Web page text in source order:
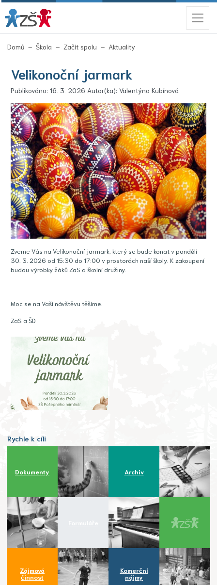
Domů Škola Začít spolu Aktuality
Velikonoční jarmark
Publikováno: 16. 3. 2026 Autor(ka): Valentýna Kubínová
Zveme Vás na Velikonoční jarmark, který se bude konat v pondělí
30. 3. 2026 od 15:30 do 17:00 v prostorách naší školy. K zakoupení
budou výrobky žáků ZaS a školní družiny.
Moc se na Vaší návštěvu těšíme.
ZaS a ŠD
Rychle k cíli
Dokumenty Archiv
Zájmová
činnost
Komerční
nájmy